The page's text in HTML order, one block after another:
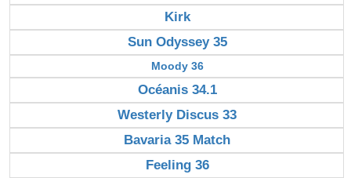
Kirk
Sun Odyssey 35
Moody 36
Océanis 34.1
Westerly Discus 33
Bavaria 35 Match
Feeling 36